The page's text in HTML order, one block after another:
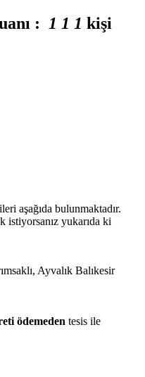
: 1 1 1 kişi
aşağıda bulunmaktadır.
istiyorsanız yukarıda ki
Ayvalık Balıkesir
ödemeden tesis ile